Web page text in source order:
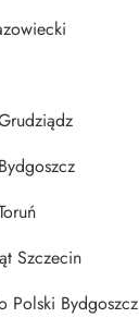
Szczecin
Polski Bydgoszcz